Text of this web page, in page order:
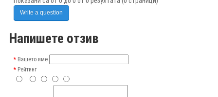
Write a question
Напишете отзив
Вашето име
Рейтинг